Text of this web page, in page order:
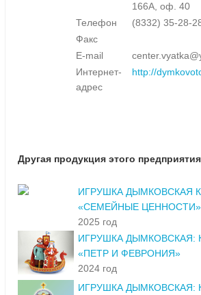
166А, оф. 40
Телефон
(8332) 35-28-
Факс
E-mail
Интернет-
адрес
http://
Другая продукция этого предприятия
ИГРУШКА ДЫМКОВСКАЯ
«СЕМЕЙНЫЕ ЦЕННОСТИ»
2025 год
ИГРУШКА ДЫМКОВСКАЯ:
«ПЕТР И ФЕВРОНИЯ»
2024 год
ИГРУШКА ДЫМКОВСКАЯ: